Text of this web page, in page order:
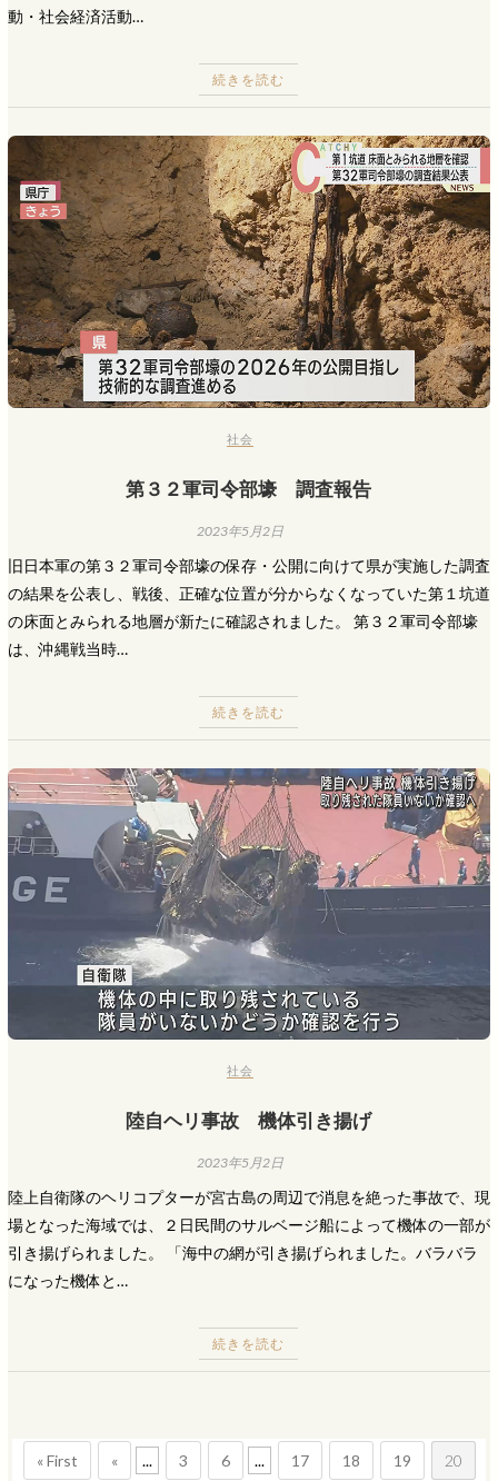
動・社会経済活動…
続きを読む
社会
第３２軍司令部壕 調査報告
2023年5月2日
旧日本軍の第３２軍司令部壕の保存・公開に向けて県が実施した調査
の結果を公表し、戦後、正確な位置が分からなくなっていた第１坑道
の床面とみられる地層が新たに確認されました。 第３２軍司令部壕
は、沖縄戦当時…
続きを読む
社会
陸自ヘリ事故 機体引き揚げ
2023年5月2日
陸上自衛隊のヘリコプターが宮古島の周辺で消息を絶った事故で、現
場となった海域では、２日民間のサルベージ船によって機体の一部が
引き揚げられました。 「海中の網が引き揚げられました。バラバラ
になった機体と…
続きを読む
« First « ... 3 6 ... 17 18 19 20